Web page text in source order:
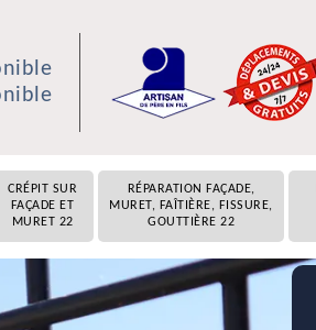
CRÉPIT SUR
FAÇADE ET
MURET 22
RÉPARATION FAÇADE,
MURET, FAÎTIÈRE, FISSURE,
GOUTTIÈRE 22